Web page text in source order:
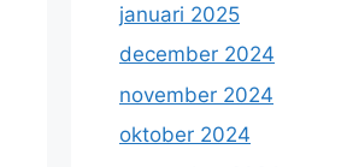
januari 2025
december 2024
november 2024
oktober 2024